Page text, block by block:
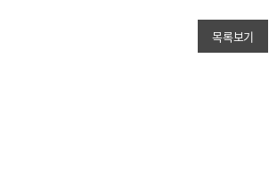
목록보기